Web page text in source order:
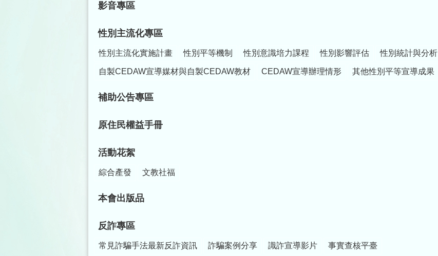
影音專區
性別主流化專區
性別主流化實施計畫 性別平等機制 性別意識培力課程 性別影響評估 性別統計與分析
自製CEDAW宣導媒材與自製CEDAW教材 CEDAW宣導辦理情形 其他性別平等宣導成果
補助公告專區
原住民權益手冊
活動花絮
綜合產發 文教社福
本會出版品
反詐專區
常見詐騙手法最新反詐資訊 詐騙案例分享 識詐宣導影片 事實查核平臺